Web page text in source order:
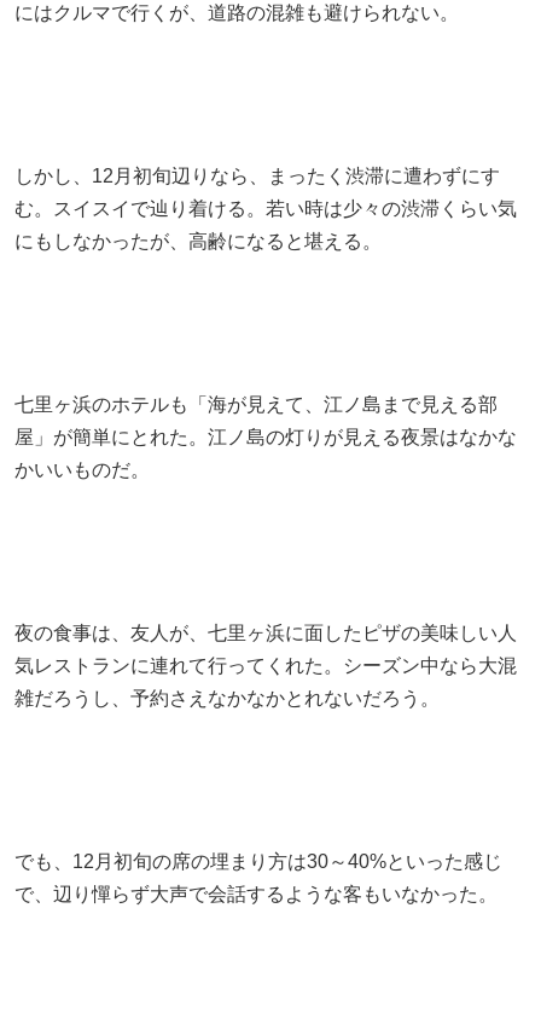
にはクルマで行くが、道路の混雑も避けられない。
しかし、12月初旬辺りなら、まったく渋滞に遭わずにす
む。スイスイで辿り着ける。若い時は少々の渋滞くらい気
にもしなかったが、高齢になると堪える。
七里ヶ浜のホテルも「海が見えて、江ノ島まで見える部
屋」が簡単にとれた。江ノ島の灯りが見える夜景はなかな
かいいものだ。
夜の食事は、友人が、七里ヶ浜に面したピザの美味しい人
気レストランに連れて行ってくれた。シーズン中なら大混
雑だろうし、予約さえなかなかとれないだろう。
でも、12月初旬の席の埋まり方は30～40%といった感じ
で、辺り憚らず大声で会話するような客もいなかった。